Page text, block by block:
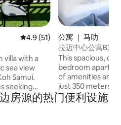
平均评分 4.9 分（满分 5 分）
4.9 (51)
villa with a
sea view
Samui.
seeking
is
公寓 ｜ 马叻
拉迈中心公寓B309
This spacious,
bedroom
of amenities and
just 350 meters
beautiful La Mal
with state-of-
房源的热门便利设施